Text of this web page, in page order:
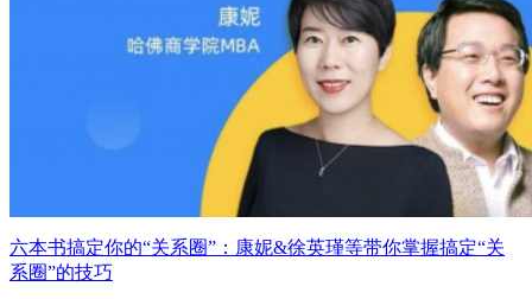
六本书搞定你的“关系圈”：康妮&徐英瑾等带你掌握搞定“关
系圈”的技巧